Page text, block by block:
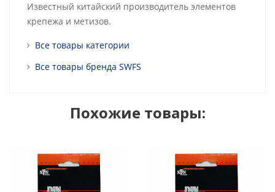
Известный китайский производитель элементов
крепежа и метизов.
Все товары категории
Все товары бренда SWFS
Похожие товары: